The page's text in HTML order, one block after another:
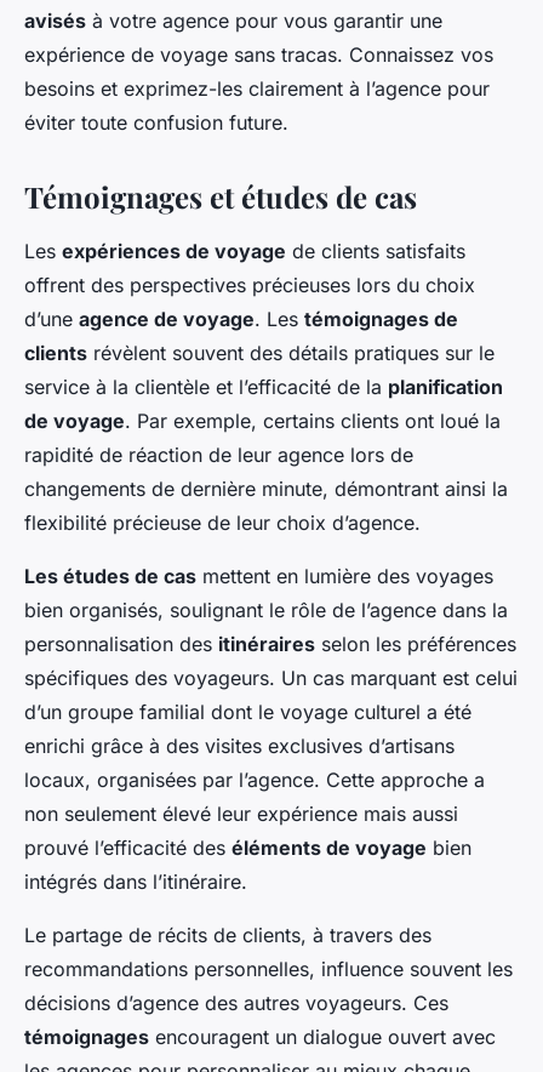
avisés à votre agence pour vous garantir une
expérience de voyage sans tracas. Connaissez vos
besoins et exprimez-les clairement à l’agence pour
éviter toute confusion future.
Témoignages et études de cas
Les expériences de voyage de clients satisfaits
offrent des perspectives précieuses lors du choix
d’une agence de voyage. Les témoignages de
clients révèlent souvent des détails pratiques sur le
service à la clientèle et l’efficacité de la planification
de voyage. Par exemple, certains clients ont loué la
rapidité de réaction de leur agence lors de
changements de dernière minute, démontrant ainsi la
flexibilité précieuse de leur choix d’agence.
Les études de cas mettent en lumière des voyages
bien organisés, soulignant le rôle de l’agence dans la
personnalisation des itinéraires selon les préférences
spécifiques des voyageurs. Un cas marquant est celui
d’un groupe familial dont le voyage culturel a été
enrichi grâce à des visites exclusives d’artisans
locaux, organisées par l’agence. Cette approche a
non seulement élevé leur expérience mais aussi
prouvé l’efficacité des éléments de voyage bien
intégrés dans l’itinéraire.
Le partage de récits de clients, à travers des
recommandations personnelles, influence souvent les
décisions d’agence des autres voyageurs. Ces
témoignages encouragent un dialogue ouvert avec